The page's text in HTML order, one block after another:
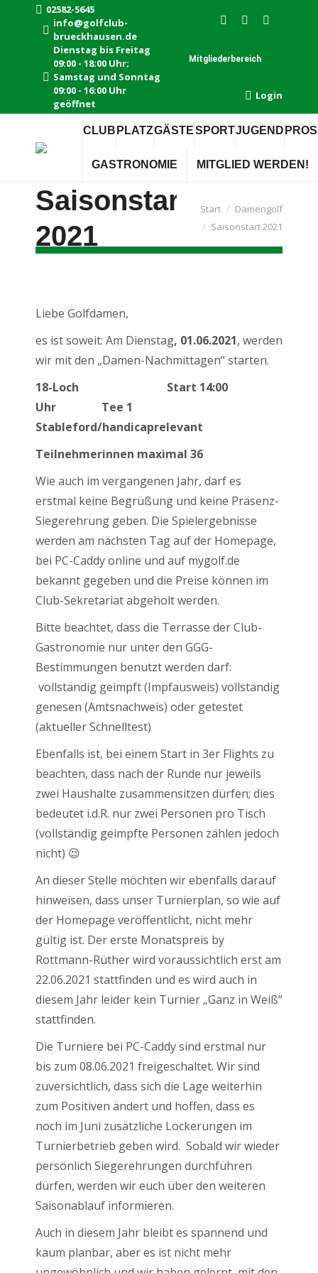
02582-5645
info@golfclub-
brueckhausen.de
Dienstag bis Freitag
09:00 - 18:00 Uhr;
Samstag und Sonntag
09:00 - 16:00 Uhr
geöffnet
Instagram
opens
Facebook
opens
new
E-
in
window
Mitgliederbereich
Login
CLUB PLATZGÄSTESPORTJUGEND PROS
GASTRONOMIE MITGLIED WERDEN!
Saisonstart
2021
Sie befinden sich hier:
Start
Damengolf
Saisonstart 2021
Liebe Golfdamen,
es ist soweit: Am Dienstag, 01.06.2021, werden
wir mit den „Damen-Nachmittagen“ starten.
18-Loch Start 14:00
Uhr Tee 1
Stableford/handicaprelevant
Teilnehmerinnen maximal 36
Wie auch im vergangenen Jahr, darf es
erstmal keine Begrüßung und keine Präsenz-
Siegerehrung geben. Die Spielergebnisse
werden am nächsten Tag auf der Homepage,
bei PC-Caddy online und auf mygolf.de
bekannt gegeben und die Preise können im
Club-Sekretariat abgeholt werden.
Bitte beachtet, dass die Terrasse der Club-
Gastronomie nur unter den GGG-
Bestimmungen benutzt werden darf:
vollständig geimpft (Impfausweis) vollständig
genesen (Amtsnachweis) oder getestet
(aktueller Schnelltest)
Ebenfalls ist, bei einem Start in 3er Flights zu
beachten, dass nach der Runde nur jeweils
zwei Haushalte zusammensitzen dürfen; dies
bedeutet i.d.R. nur zwei Personen pro Tisch
(vollständig geimpfte Personen zählen jedoch
nicht) 😉
An dieser Stelle möchten wir ebenfalls darauf
hinweisen, dass unser Turnierplan, so wie auf
der Homepage veröffentlicht, nicht mehr
gültig ist. Der erste Monatspreis by
Rottmann-Rüther wird voraussichtlich erst am
22.06.2021 stattfinden und es wird auch in
diesem Jahr leider kein Turnier „Ganz in Weiß“
stattfinden.
Die Turniere bei PC-Caddy sind erstmal nur
bis zum 08.06.2021 freigeschaltet. Wir sind
zuversichtlich, dass sich die Lage weiterhin
zum Positiven ändert und hoffen, dass es
noch im Juni zusätzliche Lockerungen im
Turnierbetrieb geben wird. Sobald wir wieder
persönlich Siegerehrungen durchführen
dürfen, werden wir euch über den weiteren
Saisonablauf informieren.
Auch in diesem Jahr bleibt es spannend und
kaum planbar, aber es ist nicht mehr